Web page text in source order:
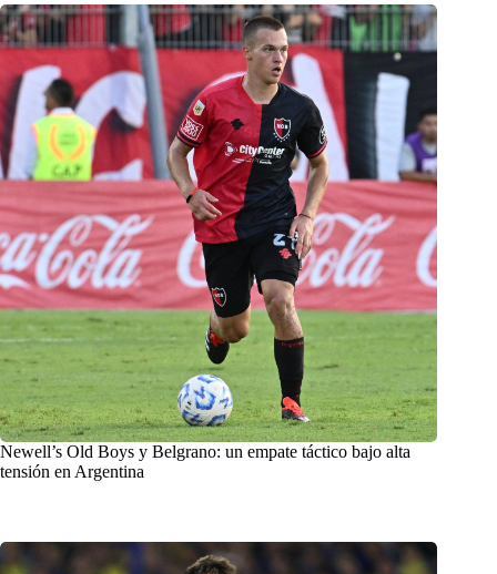
Newell’s Old Boys y Belgrano: un empate táctico bajo alta
tensión en Argentina